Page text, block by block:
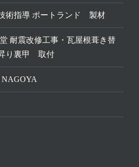
術指導 ポートランド 製材
耐震改修工事・瓦屋根葺き替
り裏甲 取付